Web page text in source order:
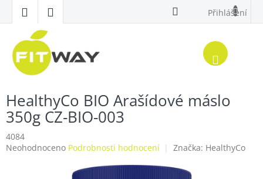
obsah
Přihlášení
HealthyCo BIO Arašídové máslo
350g CZ-BIO-003
4084
Průměrné
Neohodnoceno Podrobnosti hodnocení Značka: HealthyCo